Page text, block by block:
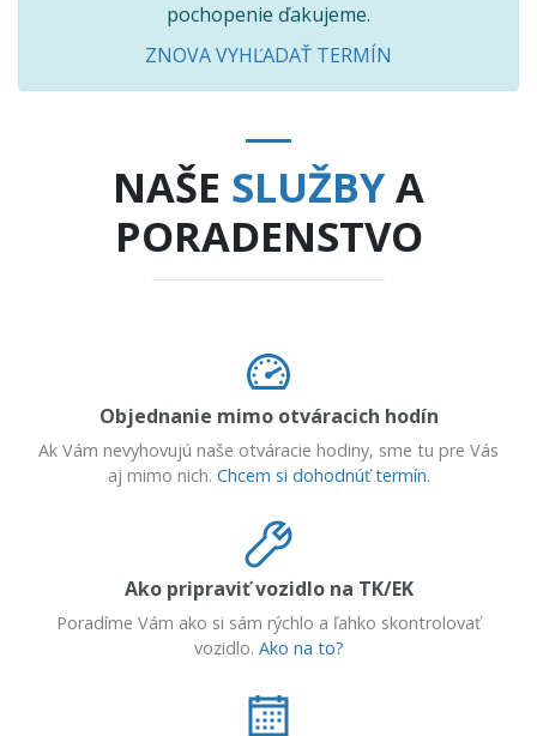
pochopenie ďakujeme.
ZNOVA VYHĽADAŤ TERMÍN
NAŠE SLUŽBYA
PORADENSTVO
Objednanie mimo otváracich hodín
Ak Vám nevyhovujú naše otváracie hodiny, sme tu pre Vás
aj mimo nich. Chcem si dohodnúť termín.
Ako pripraviť vozidlo na TK/EK
Poradíme Vám ako si sám rýchlo a ľahko skontrolovať
vozidlo. Ako na to?